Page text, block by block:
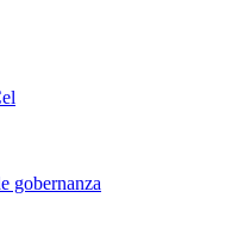
gobernanza